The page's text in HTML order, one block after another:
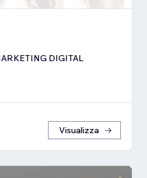
DIGITAL
Visualizza